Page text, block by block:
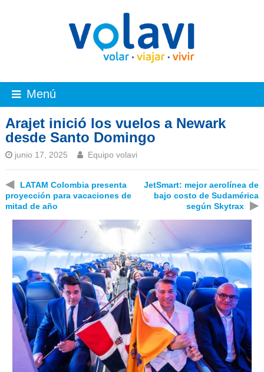
Menú
Arajet inició los vuelos a Newark
desde Santo Domingo
junio 17, 2025 Equipo volavi
◀
LATAM Colombia presenta
proyección para vacaciones de
mitad de año
JetSmart: mejor aerolínea de
bajo costo de Sudamérica
según Skytrax
▶